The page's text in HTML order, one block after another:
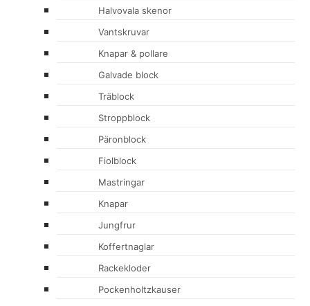
Halvovala skenor
Vantskruvar
Knapar & pollare
Galvade block
Träblock
Stroppblock
Päronblock
Fiolblock
Mastringar
Knapar
Jungfrur
Koffertnaglar
Rackekloder
Pockenholtzkauser